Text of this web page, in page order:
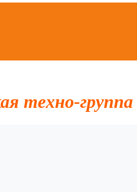
техно-группа